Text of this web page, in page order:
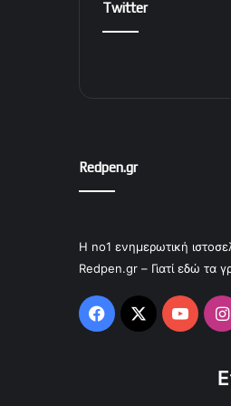
Twitter
Redpen.gr
Η no1 ενημερωτική
Redpen.gr – Γιατί εδώ τα
Facebook
X